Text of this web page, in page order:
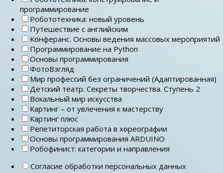
программирование
Робототехника: новый уровень
Путешествие с английским
Конферанс. Основы ведения массовых мероприятий
Программирование на Python
Основы программирования
ФотоВзгляд
Мир профессий без ограничений (Адаптированная)
Детский театр. Секреты творчества. Ступень 2
Вокальный мир искусства
Картинг – от увлечения к мастерству
Картинг плюс
Репетиторская работа в хореографии
Основы программирования ARDUINO
Робофинист: категории и направления
Согласие обработки персональных данных